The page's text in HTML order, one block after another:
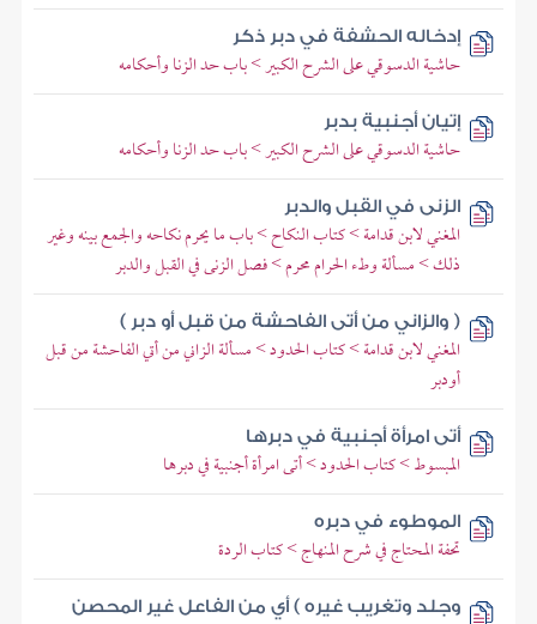
إدخاله الحشفة في دبر ذكر
حاشية الدسوقي على الشرح الكبير > باب حد الزنا وأحكامه
إتيان أجنبية بدبر
حاشية الدسوقي على الشرح الكبير > باب حد الزنا وأحكامه
الزنى في القبل والدبر
المغني لابن قدامة > كتاب النكاح > باب ما يحرم نكاحه والجمع بينه وغير
ذلك > مسألة وطء الحرام محرم > فصل الزنى في القبل والدبر
( والزاني من أتى الفاحشة من قبل أو دبر )
المغني لابن قدامة > كتاب الحدود > مسألة الزاني من أتي الفاحشة من قبل
أودبر
أتى امرأة أجنبية في دبرها
المبسوط > كتاب الحدود > أتى امرأة أجنبية في دبرها
الموطوء في دبره
تحفة المحتاج في شرح المنهاج > كتاب الردة
وجلد وتغريب غيره ) أي من الفاعل غير المحصن